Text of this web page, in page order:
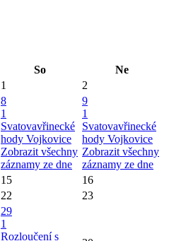
So
Ne
1 2
8
1
Svatovavřinecké
hody Vojkovice
Zobrazit všechny
záznamy ze dne
9
1
Svatovavřinecké
hody Vojkovice
Zobrazit všechny
záznamy ze dne
15
16
22 23
29
1
Rozloučení s